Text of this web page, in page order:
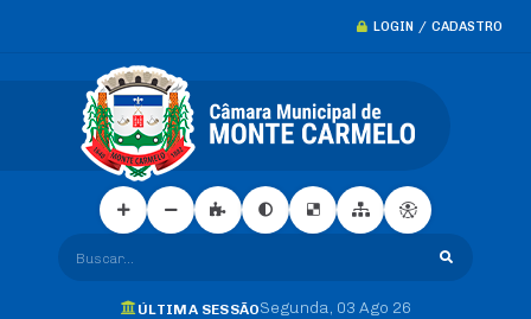
LOGIN / CADASTRO
Buscar...
ÚLTIMA SESSÃOSegunda 03 Ago 26